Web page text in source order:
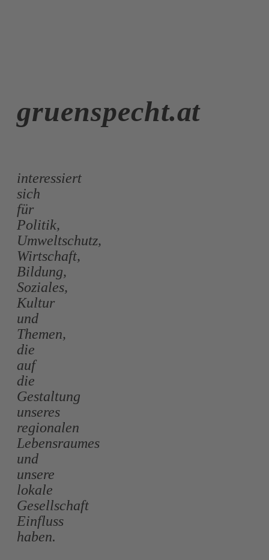
gruenspecht.at
interessiert
sich
für
Politik,
Umweltschutz,
Wirtschaft,
Bildung,
Soziales,
Kultur
und
Themen,
die
auf
die
Gestaltung
unseres
regionalen
Lebensraumes
und
unsere
lokale
Gesellschaft
Einfluss
haben.